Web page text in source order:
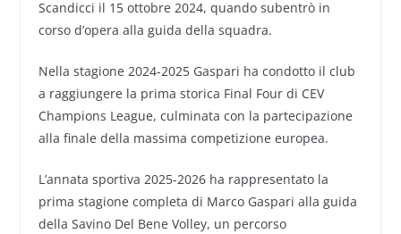
Scandicci il 15 ottobre 2024, quando subentrò in
corso d’opera alla guida della squadra.
Nella stagione 2024-2025 Gaspari ha condotto il club
a raggiungere la prima storica Final Four di CEV
Champions League, culminata con la partecipazione
alla finale della massima competizione europea.
L’annata sportiva 2025-2026 ha rappresentato la
prima stagione completa di Marco Gaspari alla guida
della Savino Del Bene Volley, un percorso